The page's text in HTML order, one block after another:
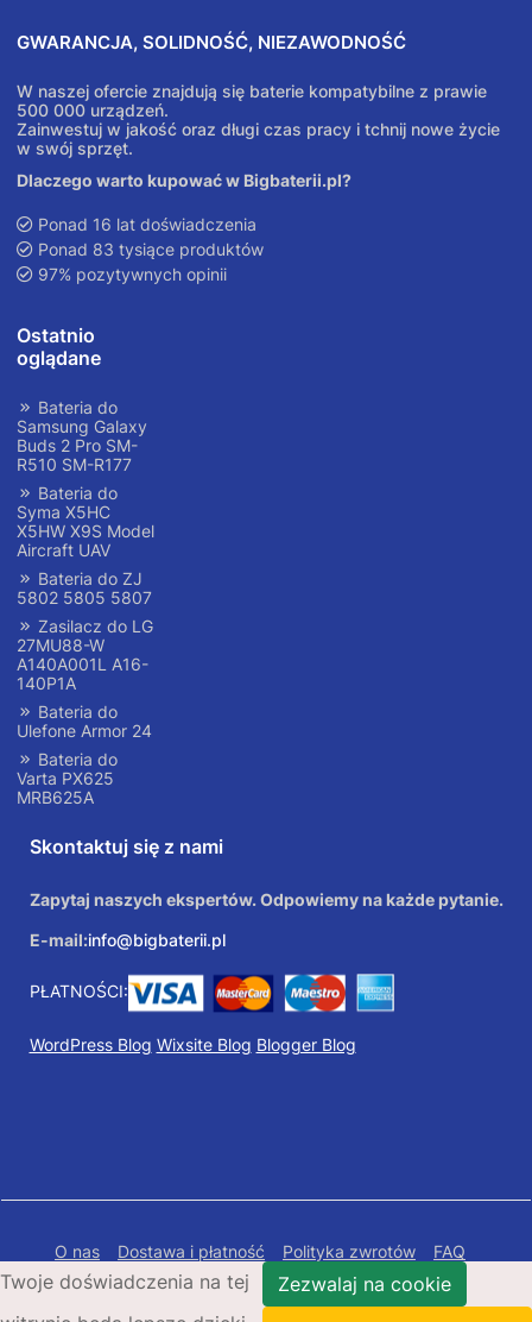
GWARANCJA, SOLIDNOŚĆ, NIEZAWODNOŚĆ
W naszej ofercie znajdują się baterie kompatybilne z prawie
500 000 urządzeń.
Zainwestuj w jakość oraz długi czas pracy i tchnij nowe życie
w swój sprzęt.
Dlaczego warto kupować w Bigbaterii.pl?
Ponad 16 lat doświadczenia
Ponad 83 tysiące produktów
97% pozytywnych opinii
Ostatnio
oglądane
Bateria do
Samsung Galaxy
Buds 2 Pro SM-
R510 SM-R177
Bateria do
Syma X5HC
X5HW X9S Model
Aircraft UAV
Bateria do ZJ
5802 5805 5807
Zasilacz do LG
27MU88-W
A140A001L A16-
140P1A
Bateria do
Ulefone Armor 24
Bateria do
Varta PX625
MRB625A
Skontaktuj się z nami
Zapytaj naszych ekspertów. Odpowiemy na każde pytanie.
E-mail:info@bigbaterii.pl
PŁATNOŚCI:
WordPress Blog Wixsite Blog Blogger Blog
O nas Dostawa i płatność Polityka zwrotów
FAQ
Polityka prywatności
Mapa Strony
Twoje doświadczenia na tej
Zezwalaj na cookie